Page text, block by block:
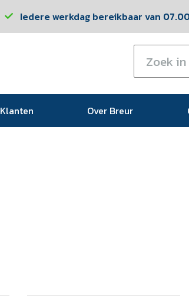
Iedere werkdag bereikbaar van
Klanten Over Breur